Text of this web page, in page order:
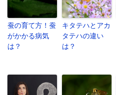
蚕の育て方！蚕
がかかる病気
は？
キタテハとアカ
タテハの違い
は？